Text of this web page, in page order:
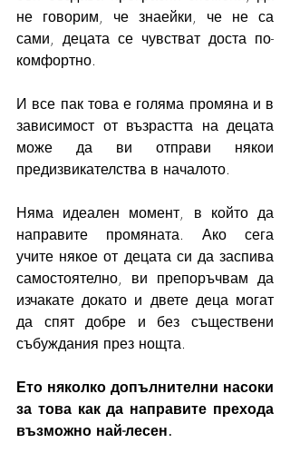
не говорим, че знаейки, че не са
сами, децата се чувстват доста по-
комфортно.
И все пак това е голяма промяна и в
зависимост от възрастта на децата
може да ви отправи някои
предизвикателства в началото.
Няма идеален момент, в който да
направите промяната. Ако сега
учите някое от децата си да заспива
самостоятелно, ви препоръчвам да
изчакате докато и двете деца могат
да спят добре и без съществени
събуждания през нощта.
Ето няколко допълнителни насоки
за това как да направите прехода
възможно най-лесен.